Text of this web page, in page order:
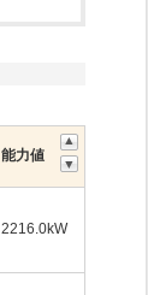
能力値
2216.0kW